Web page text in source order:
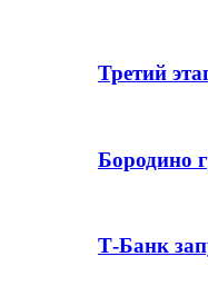
Третий
Бородино
Т-Банк